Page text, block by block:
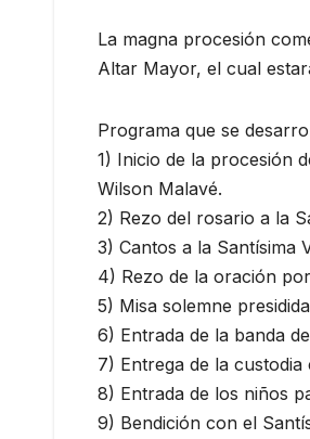
La magna procesión
Altar Mayor, el cual
Programa que se
1) Inicio de la procesión
Wilson Malavé.
2) Rezo del rosario a la
3) Cantos a la Santísima
4) Rezo de la oración
5) Misa solemne
6) Entrada de la banda
7) Entrega de la
8) Entrada de los niños
9) Bendición con el